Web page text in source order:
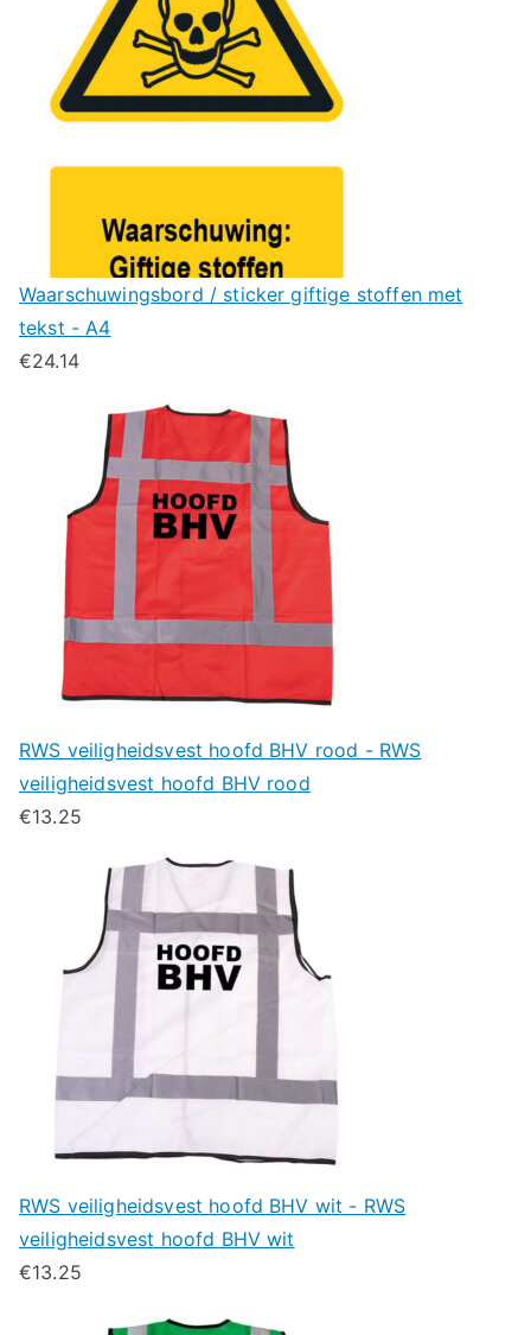
Waarschuwingsbord / sticker giftige stoffen met
tekst - A4
€24.14
RWS veiligheidsvest hoofd BHV rood - RWS
veiligheidsvest hoofd BHV rood
€13.25
RWS veiligheidsvest hoofd BHV wit - RWS
veiligheidsvest hoofd BHV wit
€13.25